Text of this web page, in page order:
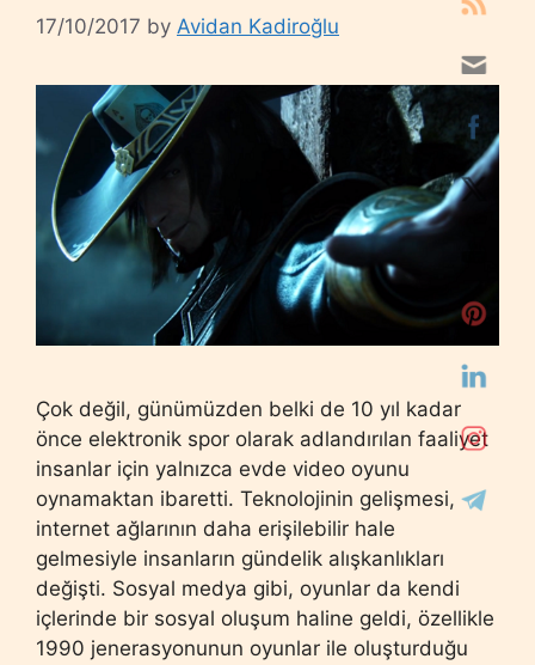
17/10/2017 by Avidan Kadiroğlu
Çok değil, günümüzden belki de 10 yıl kadar
önce elektronik spor olarak adlandırılan faaliyet
insanlar için yalnızca evde video oyunu
oynamaktan ibaretti. Teknolojinin gelişmesi,
internet ağlarının daha erişilebilir hale
gelmesiyle insanların gündelik alışkanlıkları
değişti. Sosyal medya gibi, oyunlar da kendi
içlerinde bir sosyal oluşum haline geldi, özellikle
1990 jenerasyonunun oyunlar ile oluşturduğu